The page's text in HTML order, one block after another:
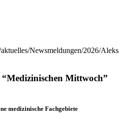
Newsmeldungen/2026/
Mittwoch”
medizinische Fachgebiete